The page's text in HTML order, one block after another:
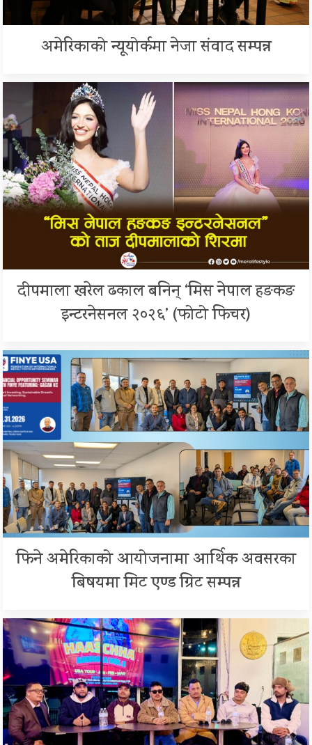
अमेरिकाको न्यूयोर्कमा नेजा संवाद सम्पन्न
दीपमाला खरेल ढकाल बनिन् ‘मिस नेपाल हङकङ
इन्टरनेसनल २०२६’ (फोटो फिचर)
फिने अमेरिकाको आयोजनामा आर्थिक अवसरका
बिषयमा मिट एण्ड ग्रिट सम्पन्न